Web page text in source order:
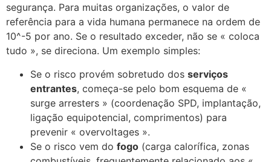
segurança. Para muitas organizações, o valor de
referência para a vida humana permanece na ordem de
10^-5 por ano. Se o resultado exceder, não se « coloca
tudo », se direciona. Um exemplo simples:
Se o risco provém sobretudo dos serviços
entrantes, começa-se pelo bom esquema de «
surge arresters » (coordenação SPD, implantação,
ligação equipotencial, comprimentos) para
prevenir « overvoltages ».
Se o risco vem do fogo (carga calorífica, zonas